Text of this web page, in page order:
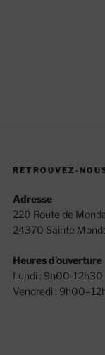
RETROUVEZ-
Adresse
220 Route de
24370 Sainte
Heures d’ouverture
Lundi : 9h00-12h30
Vendredi :